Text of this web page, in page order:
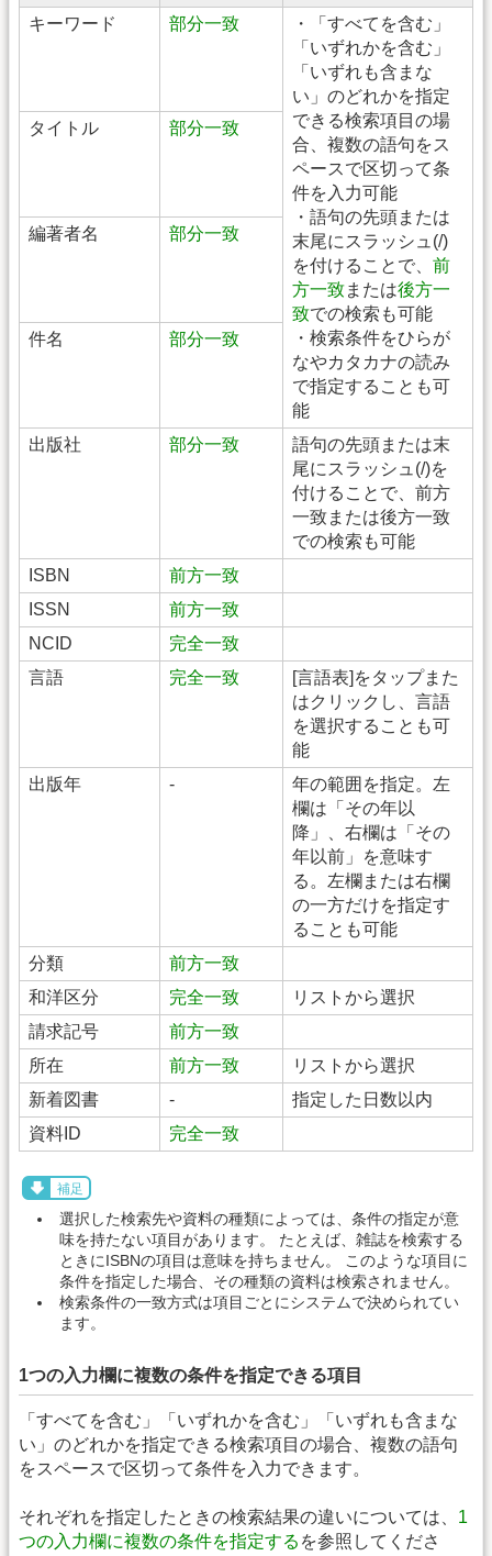
キーワード 部分一致
・「すべてを含む」
「いずれかを含む」
「いずれも含まな
い」のどれかを指定
できる検索項目の場
合、複数の語句をス
ペースで区切って条
件を入力可能
・語句の先頭または
末尾にスラッシュ(/)
を付けることで、 前
方一致または後方一
致での検索も可能
・検索条件をひらが
なやカタカナの読み
で指定することも可
能
タイトル 部分一致
編著者名 部分一致
件名 部分一致
出版社 部分一致
語句の先頭または末
尾にスラッシュ(/)を
付けることで、前方
一致または後方一致
での検索も可能
ISBN
前方一致
ISSN
前方一致
NCID
完全一致
言語
完全一致
[言語表]をタップまた
はクリックし、言語
を選択することも可
能
出版年
-
年の範囲を指定。左
欄は「その年以
降」、右欄は「その
年以前」を意味す
る。左欄または右欄
の一方だけを指定す
ることも可能
分類
前方一致
和洋区分
完全一致
リストから選択
請求記号
前方一致
所在
前方一致
リストから選択
新着図書
-
指定した日数以内
資料ID
完全一致
補足
選択した検索先や資料の種類によっては、条件の指定が意
味を持たない項目があります。 たとえば、雑誌を検索する
ときにISBNの項目は意味を持ちません。 このような項目に
条件を指定した場合、その種類の資料は検索されません。
検索条件の一致方式は項目ごとにシステムで決められてい
ます。
1つの入力欄に複数の条件を指定できる項目
「すべてを含む」「いずれかを含む」「いずれも含まな
い」のどれかを指定できる検索項目の場合、複数の語句
をスペースで区切って条件を入力できます。
それぞれを指定したときの検索結果の違いについては、 1
つの入力欄に複数の条件を指定する を参照してくださ